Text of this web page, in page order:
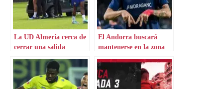
La UD Almería cerca de
cerrar una salida
El Andorra buscará
mantenerse en la zona